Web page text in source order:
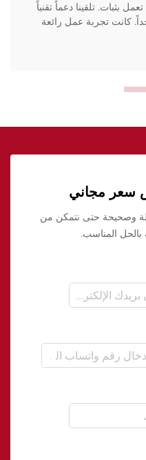
"ماكينة أكياس الورق من Zhuxin تعمل بثبات. تلقينا دعماً تقنياً
كانت تجربة عمل رائعة
سعر مجاني
وصحيحة حتى نتمكن من
المناسب.